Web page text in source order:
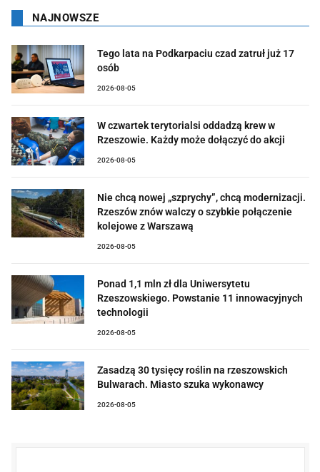
NAJNOWSZE
Tego lata na Podkarpaciu czad zatruł już 17
osób
2026-08-05
W czwartek terytorialsi oddadzą krew w
Rzeszowie. Każdy może dołączyć do akcji
2026-08-05
Nie chcą nowej „szprychy”, chcą modernizacji.
Rzeszów znów walczy o szybkie połączenie
kolejowe z Warszawą
2026-08-05
Ponad 1,1 mln zł dla Uniwersytetu
Rzeszowskiego. Powstanie 11 innowacyjnych
technologii
2026-08-05
Zasadzą 30 tysięcy roślin na rzeszowskich
Bulwarach. Miasto szuka wykonawcy
2026-08-05